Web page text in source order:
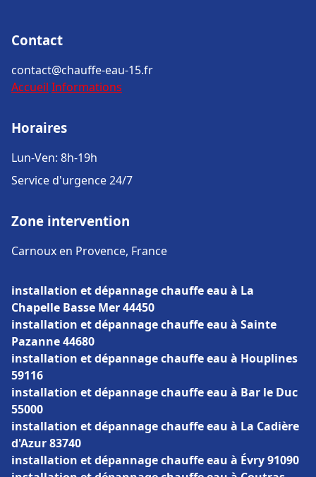
Contact
contact@chauffe-eau-15.fr
Accueil Informations
Horaires
Lun-Ven: 8h-19h
Service d'urgence 24/7
Zone intervention
Carnoux en Provence, France
installation et dépannage chauffe eau à La
Chapelle Basse Mer 44450
installation et dépannage chauffe eau à Sainte
Pazanne 44680
installation et dépannage chauffe eau à Houplines
59116
installation et dépannage chauffe eau à Bar le Duc
55000
installation et dépannage chauffe eau à La Cadière
d'Azur 83740
installation et dépannage chauffe eau à Évry 91090